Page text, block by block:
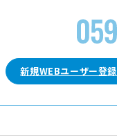
新規WEBユーザー登録